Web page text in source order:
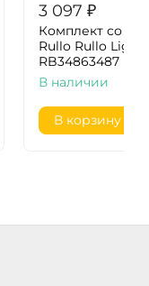
3 097 ₽
Комплект со
Rullo Rullo
RB34863487
В наличии
В корзину